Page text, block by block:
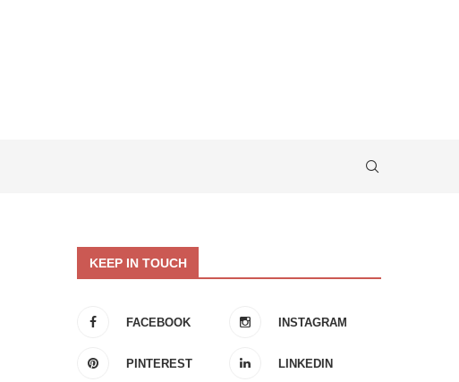
KEEP IN TOUCH
FACEBOOK INSTAGRAM
PINTEREST LINKEDIN